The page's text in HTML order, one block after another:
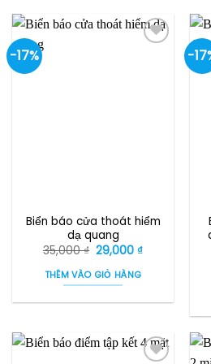
-17%
Biển báo cửa thoát hiểm
dạ quang
35,000₫ Giá
gốc
là:
35,000 ₫.
29,000₫Giá
THÊM VÀO GIỎ HÀNG
-